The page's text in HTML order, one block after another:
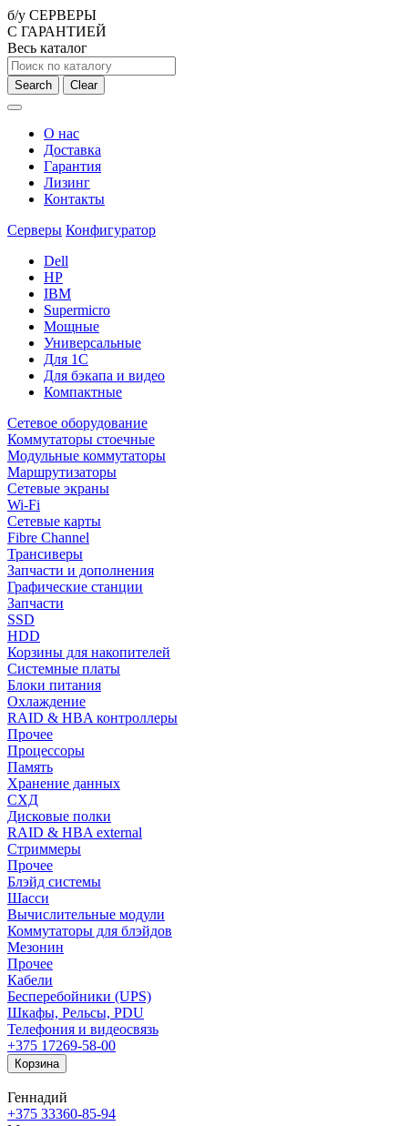
б/у СЕРВЕРЫ
С ГАРАНТИЕЙ
Весь каталог
Search Clear
О нас
Доставка
Гарантия
Лизинг
Контакты
Серверы Конфигуратор
Dell
HP
IBM
Supermicro
Мощные
Универсальные
Для 1С
Для бэкапа и видео
Компактные
Сетевое оборудование
Коммутаторы стоечные
Модульные коммутаторы
Маршрутизаторы
Сетевые экраны
Wi-Fi
Сетевые карты
Fibre Channel
Трансиверы
Запчасти и дополнения
Графические станции
Запчасти
SSD
HDD
Корзины для накопителей
Системные платы
Блоки питания
Охлаждение
RAID & HBA контроллеры
Прочее
Процессоры
Память
Хранение данных
СХД
Дисковые полки
RAID & HBA external
Стриммеры
Прочее
Блэйд системы
Шасси
Вычислительные модули
Коммутаторы для блэйдов
Мезонин
Прочее
Кабели
Бесперебойники (UPS)
Шкафы, Рельсы, PDU
Телефония и видеосвязь
+375 17269-58-00
Корзина
Геннадий
+375 33360-85-94